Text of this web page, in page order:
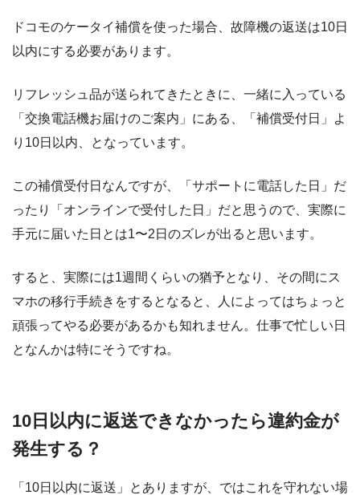
ドコモのケータイ補償を使った場合、故障機の返送は10日
以内にする必要があります。
リフレッシュ品が送られてきたときに、一緒に入っている
「交換電話機お届けのご案内」にある、「補償受付日」よ
り10日以内、となっています。
この補償受付日なんですが、「サポートに電話した日」だ
ったり「オンラインで受付した日」だと思うので、実際に
手元に届いた日とは1〜2日のズレが出ると思います。
すると、実際には1週間くらいの猶予となり、その間にス
マホの移行手続きをするとなると、人によってはちょっと
頑張ってやる必要があるかも知れません。仕事で忙しい日
となんかは特にそうですね。
10日以内に返送できなかったら違約金が
発生する？
「10日以内に返送」とありますが、ではこれを守れない場